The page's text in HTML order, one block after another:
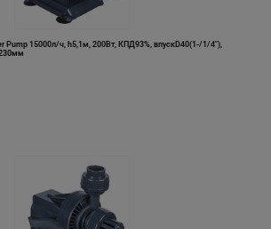
Pump 15000л/ч, h5,1м, 200Вт, КПД93%, впускD40(1-/1/4"),